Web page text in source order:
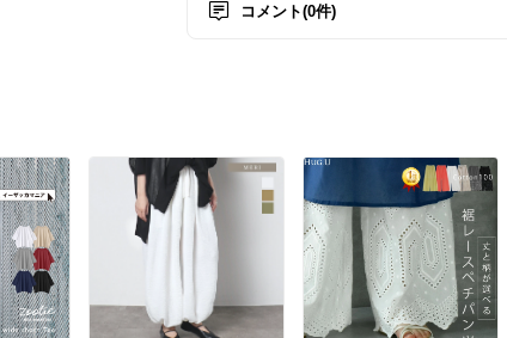
コメント(0件)